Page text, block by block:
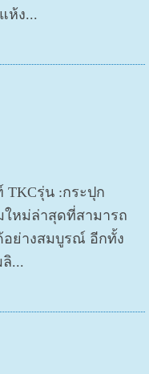
ห้ง...
TKCรุ่น :กระปุก
หม่ล่าสุดที่สามารถ
ย่างสมบูรณ์ อีกทั้ง
...